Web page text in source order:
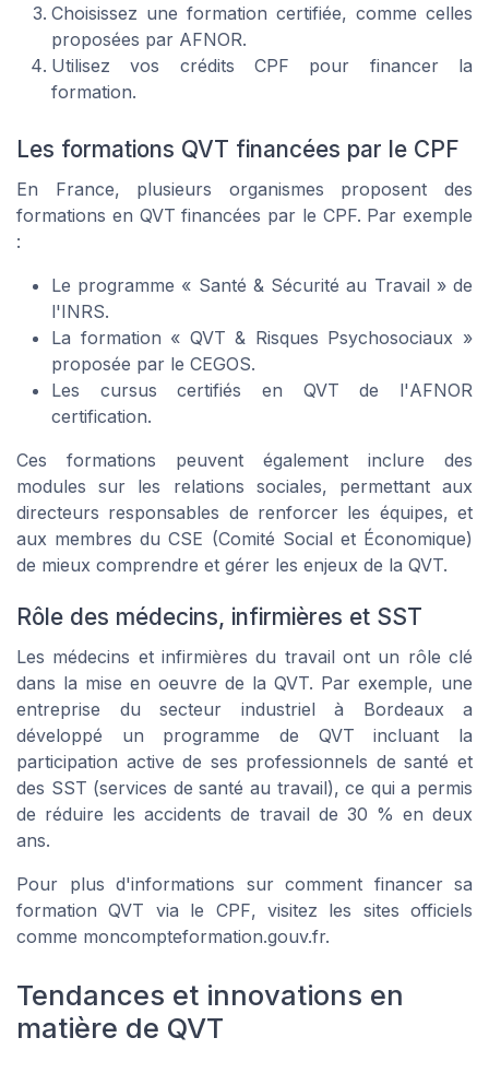
Choisissez une formation certifiée, comme celles
proposées par AFNOR.
Utilisez vos crédits CPF pour financer la
formation.
Les formations QVT financées par le CPF
En France, plusieurs organismes proposent des
formations en QVT financées par le CPF. Par exemple
:
Le programme « Santé & Sécurité au Travail » de
l'INRS.
La formation « QVT & Risques Psychosociaux »
proposée par le CEGOS.
Les cursus certifiés en QVT de l'AFNOR
certification.
Ces formations peuvent également inclure des
modules sur les relations sociales, permettant aux
directeurs responsables de renforcer les équipes, et
aux membres duCSE (Comité Social et Économique)
de mieux comprendre et gérer les enjeux de la QVT.
Rôle des médecins, infirmières et SST
Les médecins etinfirmières du travail ont un rôle clé
dans la mise en oeuvre de la QVT. Par exemple, une
entreprise du secteur industriel à Bordeaux a
développé un programme de QVT incluant la
participation active de ses professionnels de santé et
des SST (services de santé au travail), ce qui a permis
de réduire les accidents de travail de 30 % en deux
ans.
Pour plus d'informations sur comment financer sa
formation QVT via le CPF, visitez les sites officiels
comme moncompteformation.gouv.fr.
Tendances et innovations en
matière de QVT